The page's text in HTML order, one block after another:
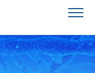
干细胞新闻